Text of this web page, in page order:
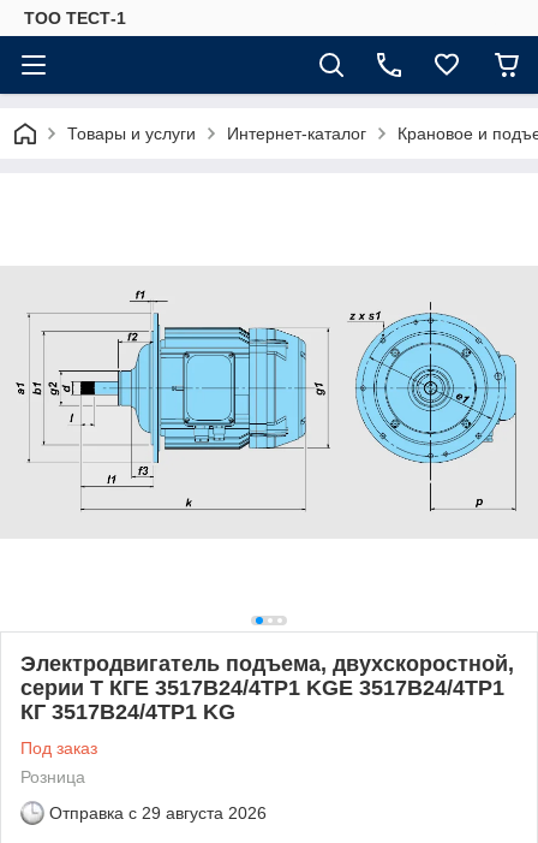
ТОО ТЕСТ-1
Товары и услуги Интернет-каталог Крановое и
Электродвигатель подъема, двухскоростной,
серии T КГЕ 3517В24/4ТР1 KGE 3517B24/4TP1
КГ 3517В24/4ТР1 KG
Под заказ
Розница
Отправка с 29 августа 2026